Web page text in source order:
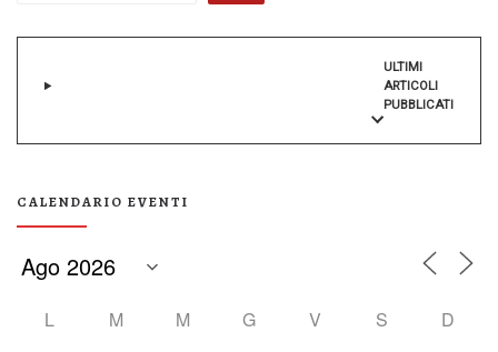
ULTIMI
ARTICOLI
PUBBLICATI
CALENDARIO EVENTI
L M M G V S D